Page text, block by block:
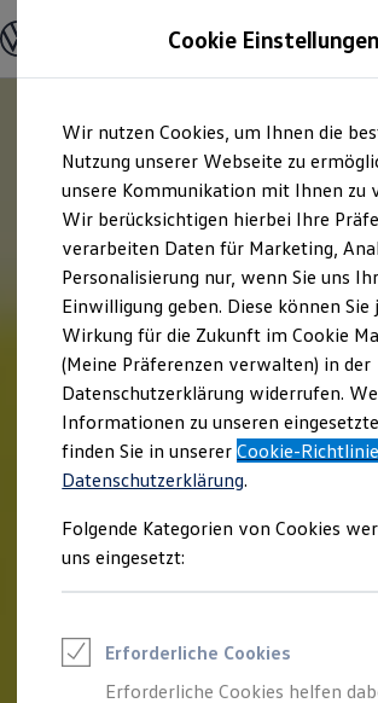
Hauptinhalt
springen
Footer
springen
Offene Stellen entdecken
Einstiegsmöglichkeiten
Schüler
Schülerpraktikum
Schüler Ferienjobs
Einstiegsqualifizierung
Studenten
Praktikum
Abschlussarbeit
Master-Stipendium
Auslandspraktikum
Jobs in Semesterferien
Werkstudentin /
Absolventen
StartUp Direct
Doktorandenprogramm
Volontariat
Berufserfahrene
Direkteinstieg
Jobs in der Volkswagen
Jobs in Produktion und
Talentpool für Fach- und
Arbeiten bei VW
Was uns ausmacht
Wir bei Volkswagen
Onboarding und Einarbeitung
Cookie Einstellungen
Wir nutzen Cookies, um Ihnen die
Nutzung unserer Webseite zu
unsere Kommunikation mit Ihnen zu
Wir berücksichtigen hierbei Ihre
verarbeiten Daten für Marketing,
Personalisierung nur, wenn Sie uns
Einwilligung geben. Diese können
Wirkung für die Zukunft im Cookie
(Meine Präferenzen verwalten) in der
Datenschutzerklärung widerrufen.
Informationen zu unseren
finden Sie in unsererCookie-Richtlinie
Datenschutzerklärung.
Folgende Kategorien von Cookies
uns eingesetzt:
Erforderliche Cookies
Erforderliche Cookies helfen